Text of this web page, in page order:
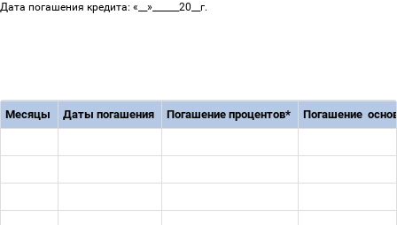
Дата погашения кредита: «__»______20__г.
Месяцы Даты погашения Погашение процентов* Погашение